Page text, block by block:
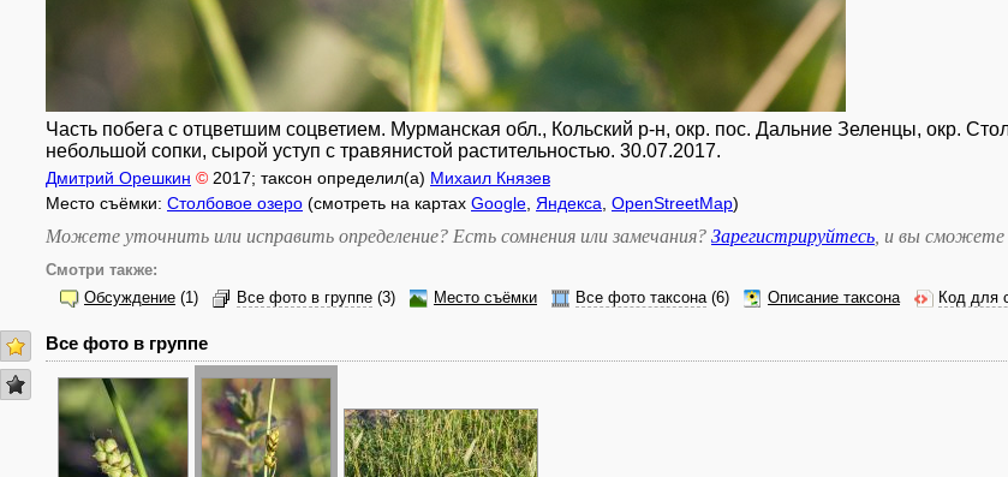
Часть побега с отцветшим соцветием. Мурманская обл., Кольский р-н, окр. пос. Дальние Зеленцы, окр.
небольшой сопки, сырой уступ с травянистой растительностью. 30.07.2017.
Дмитрий Орешкин © 2017; таксон определил(а) Михаил Князев
Место съёмки: Столбовое озеро (смотреть на картах Google Яндекса OpenStreetMap)
Можете уточнить или исправить определение? Есть сомнения или замечания? Зарегистрируйтесь , и вы сможете
Смотри также:
Обсуждение (1) Все фото в группе (3) Место съёмки Все фото таксона(6) Описание таксона Код для
Все фото в группе